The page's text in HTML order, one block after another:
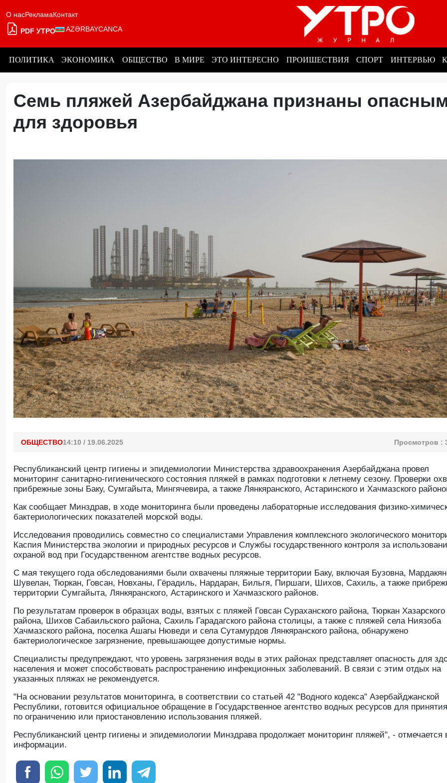
О насРекламаКонтакт
PDF УТРО AZƏRBAYCANCA
ПОЛИТИКА ЭКОНОМИКА ОБЩЕСТВО В МИРЕ ЭТО ИНТЕРЕСНО ПРОИШЕСТВИЯ СПОРТ ИНТЕРВЬЮ
Семь пляжей Азербайджана признаны
для здоровья
ОБЩЕСТВО14:10 / 19.06.2025 Просмотров :
Республиканский центр гигиены и эпидемиологии Министерства здравоохранения Азербайджана провел
мониторинг санитарно-гигиенического состояния пляжей в рамках подготовки к летнему сезону. Проверки
прибрежные зоны Баку, Сумгайыта, Мингячевира, а также Лянкяранского, Астаринского и Хачмазского
Как сообщает Минздрав, в ходе мониторинга были проведены лабораторные исследования физико-
бактериологических показателей морской воды.
Исследования проводились совместно со специалистами Управления комплексного экологического
Каспия Министерства экологии и природных ресурсов и Службы государственного контроля за
охраной вод при Государственном агентстве водных ресурсов.
С мая текущего года обследованиями были охвачены пляжные территории Баку, включая Бузовна,
Шувелан, Тюркан, Говсан, Новханы, Гёрадиль, Нардаран, Бильгя, Пиршаги, Шихов, Сахиль, а также
территории Сумгайыта, Лянкяранского, Астаринского и Хачмазского районов.
По результатам проверок в образцах воды, взятых с пляжей Говсан Сураханского района, Тюркан Хазарского
района, Шихов Сабаильского района, Сахиль Гарадагского района столицы, а также с пляжей села Ниязоба
Хачмазского района, поселка Ашагы Нюведи и села Сутамурдов Лянкяранского района, обнаружено
бактериологическое загрязнение, превышающее допустимые нормы.
Специалисты предупреждают, что уровень загрязнения воды в этих районах представляет опасность для
населения и может способствовать распространению инфекционных заболеваний. В связи с этим отдых на
указанных пляжах не рекомендуется.
"На основании результатов мониторинга, в соответствии со статьей 42 "Водного кодекса" Азербайджанской
Республики, готовится официальное обращение в Государственное агентство водных ресурсов для
по ограничению или приостановлению использования пляжей.
Республиканский центр гигиены и эпидемиологии Минздрава продолжает мониторинг пляжей", - отмечается
информации.